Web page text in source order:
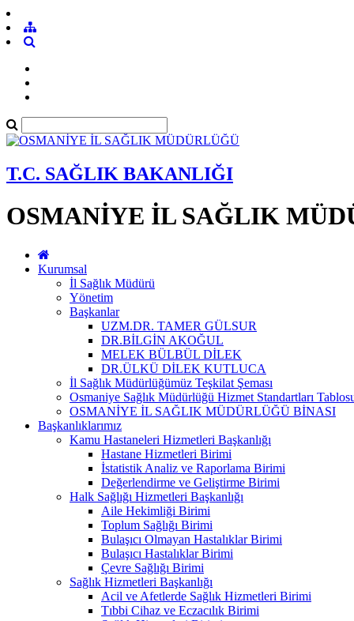
T.C. SAĞLIK BAKANLIĞI
OSMANİYE İL SAĞLIK
Kurumsal
İl Sağlık Müdürü
Yönetim
Başkanlar
UZM.DR. TAMER GÜLSUR
DR.BİLGİN AKOĞUL
MELEK BÜLBÜL DİLEK
DR.ÜLKÜ DİLEK KUTLUCA
İl Sağlık Müdürlüğümüz Teşkilat Şeması
Osmaniye Sağlık Müdürlüğü Hizmet Standartları
OSMANİYE İL SAĞLIK MÜDÜRLÜĞÜ BİNASI
Başkanlıklarımız
Kamu Hastaneleri Hizmetleri Başkanlığı
Hastane Hizmetleri Birimi
İstatistik Analiz ve Raporlama Birimi
Değerlendirme ve Geliştirme Birimi
Halk Sağlığı Hizmetleri Başkanlığı
Aile Hekimliği Birimi
Toplum Sağlığı Birimi
Bulaşıcı Olmayan Hastalıklar Birimi
Bulaşıcı Hastalıklar Birimi
Çevre Sağlığı Birimi
Sağlık Hizmetleri Başkanlığı
Acil ve Afetlerde Sağlık Hizmetleri Birimi
Tıbbi Cihaz ve Eczacılık Birimi